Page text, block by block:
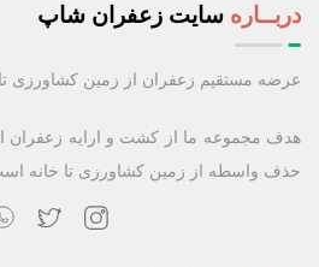
دربــاره سایت زعفران شاپ
عرضه مستقیم زعفران از زمین کشاورزی
هدف مجموعه ما از کشت و ارایه زعفران
حذف واسطه از زمین کشاورزی تا خانه